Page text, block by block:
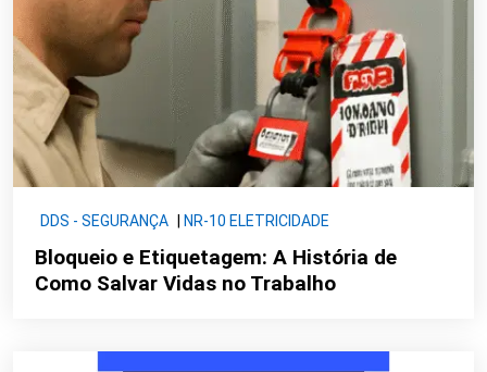
DDS - SEGURANÇA | NR-10 ELETRICIDADE
Bloqueio e Etiquetagem: A História de
Como Salvar Vidas no Trabalho